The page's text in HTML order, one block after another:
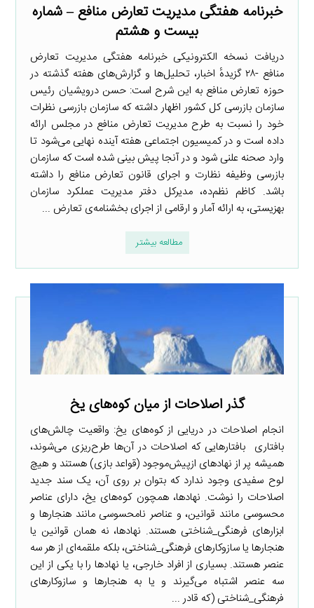
خبرنامه هفتگی مدیریت تعارض منافع – شماره
بیست و هشتم
دریافت نسخه الکترونیکی خبرنامه هفتگی مدیریت تعارض
منافع -۲۸ گزیدهٔ اخبار، تحلیل‌ها و گزارش‌های هفته گذشته در
حوزه تعارض منافع به این شرح است: حسن درویشیان رئیس
سازمان بازرسی کل کشور اظهار داشته که سازمان بازرسی نظرات
خود را نسبت به طرح مدیریت تعارض منافع در مجلس ارائه
داده است و در کمیسیون اجتماعی هفته آینده نهایی می‌شود تا
وارد صحنه علنی شود و در آنجا پیش بینی شده است که سازمان
بازرسی وظیفه نظارت و اجرای قانون تعارض منافع را داشته
باشد. کاظم نظم‌ده، مدیرکل دفتر مدیریت عملکرد سازمان
بهزیستی، به ارائه آمار و ارقامی از اجرای بخشنامه‌ی تعارض ...
مطالعه بیشتر
گذر اصلاحات از میان کوه‌های یخ
انجام اصلاحات در دریایی از کوه‌های یخ: واقعیت چالش‌های
بافتاری بافتارهایی که اصلاحات در آن‌ها طرح‌ریزی می‌شوند،
همیشه پر از نهادهای ازپیش‌موجود (قواعد بازی) هستند و هیچ
لوح سفیدی وجود ندارد که بتوان بر روی آن، یک سند جدید
اصلاحات را نوشت. نهادها، همچون کوه‌های یخ، دارای عناصر
محسوسی مانند قوانین، و عناصر نامحسوسی مانند هنجارها و
ابزارهای فرهنگی_شناختی هستند. نهادها، نه همان قوانین یا
هنجارها یا سازوکارهای فرهنگی_شناختی، بلکه ملقمه‌ای از هر سه
عنصر هستند. بسیاری از افراد خارجی، یا نهادها را با یکی از این
سه عنصر اشتباه می‌گیرند و یا به هنجارها و سازوکارهای
فرهنگی_شناختی (که قادر ...